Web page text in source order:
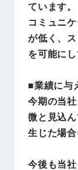
ています
コミュニ
が低く、
を可能にし
■業績に与
今期の当
微と見込
生じた場
今後も当